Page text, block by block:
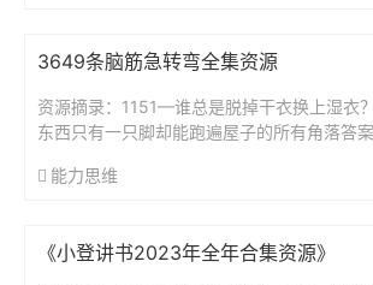
3649条脑筋急转弯全集资源
资源摘录：1151—谁总是脱掉干衣换上湿衣
东西只有一只脚却能跑遍屋子的所有角落答
能力思维
《小登讲书2023年全年合集资源》